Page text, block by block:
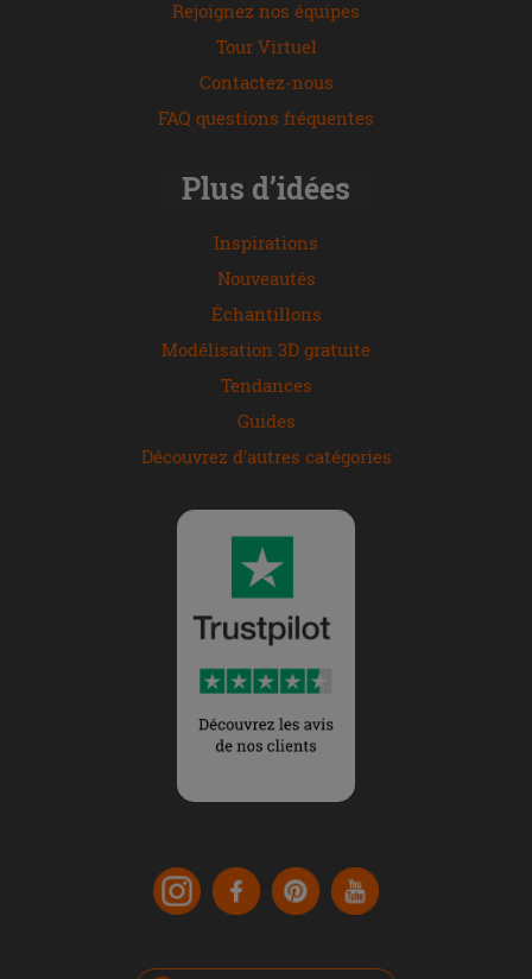
Rejoignez nos équipes
Tour Virtuel
Contactez-nous
FAQ questions fréquentes
Plus d’idées
Inspirations
Nouveautés
Échantillons
Modélisation 3D gratuite
Tendances
Guides
Découvrez d'autres catégories